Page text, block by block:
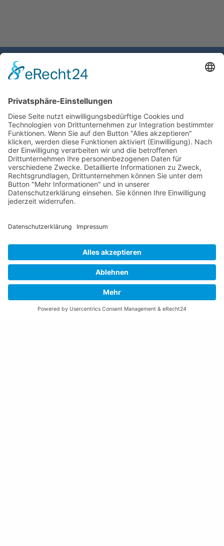
Gemeinde Schaan
9494 Schaan
Tel +423 / 237 72 00
Email schreiben
Impressum
Datenschutzerklärung
Nutzungsbedingungen Chatbot
Barrierefreiheit
Öffnungszeiten Rathaus
Montag bis Donnerstag:
08:00 – 11:30 und 13:30 – 17:00 Uhr
(vor Feiertagen bis 16:00 Uhr)
Freitag:
08:00 – 11:30 Uhr